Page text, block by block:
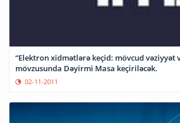
“Elektron xidmətlərə keçid: mövcud vəziyyət və perspektivlər”
mövzusunda Dəyirmi Masa keçiriləcək.
02-11-2011